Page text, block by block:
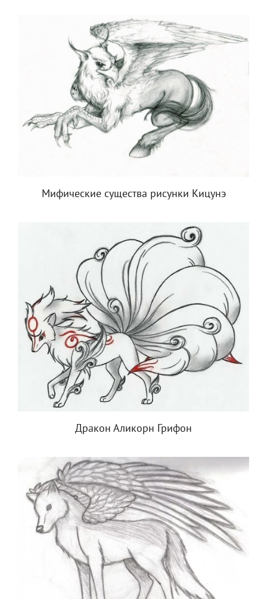
Мифические существа рисунки Кицунэ
Дракон Аликорн Грифон